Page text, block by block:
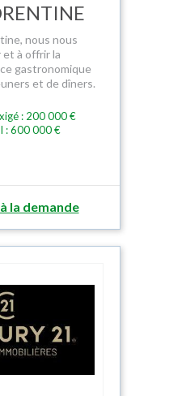
nous nous
et à offrir la
gastronomique
et de dîners.
: 200 000 €
: 600 000 €
la demande